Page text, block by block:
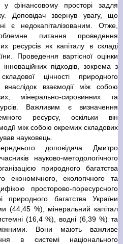
у фінансовому просторі задля
Доповідач звернув увагу, що
є недокапіталізованим. Отже,
питання проведення
ресурсів як капіталу в складі
Проведення вартісної оцінки
підходів, зокрема з
цінності природного
взаємодії між собою
мінерально-сировинних та
Важливим є визначення
ресурсу, оскільки він
між собою окремих складових
науковець.
доповідача Дмитро
науково-методологічного
природного багатства
економічного, екологічного та
просторово-поресурсного
природного багатства України
(44,45 %), мінеральний капітал
(16,4 %), водні (6,39 %) та
Вони мають важливе
в системі національного